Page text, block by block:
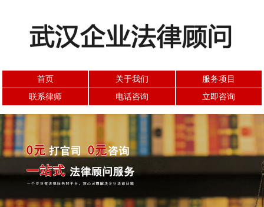
首页 关于我们
服务项目
联系律师
电话咨询 立即咨询